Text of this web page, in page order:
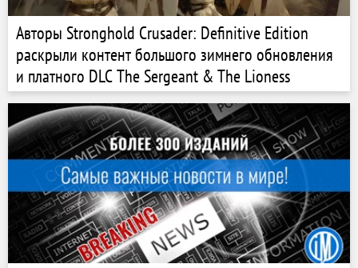
Авторы Stronghold Crusader: Definitive Edition
раскрыли контент большого зимнего обновления
и платного DLC The Sergeant & The Lioness